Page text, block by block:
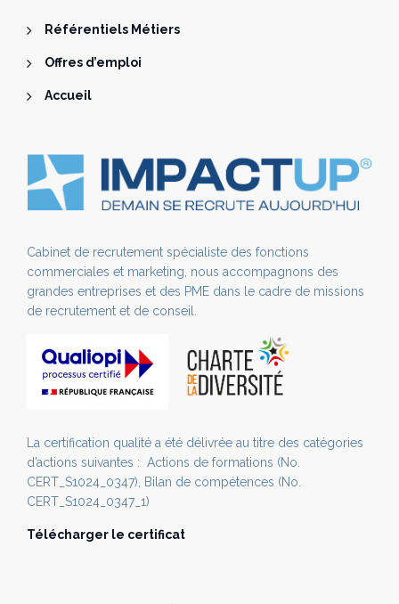
Référentiels Métiers
Offres d’emploi
Accueil
Cabinet de recrutement spécialiste des fonctions
commerciales et marketing, nous accompagnons des
grandes entreprises et des PME dans le cadre de missions
de recrutement et de conseil.
La certification qualité a été délivrée au titre des catégories
d’actions suivantes : Actions de formations (No.
CERT_S1024_0347), Bilan de compétences (No.
CERT_S1024_0347_1)
Télécharger le certificat